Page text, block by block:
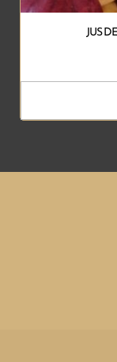
JUS